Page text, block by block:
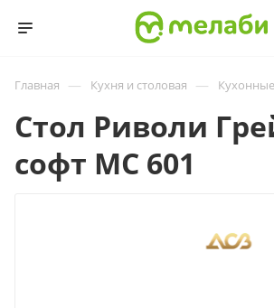
Главная — Кухня и столовая —
Стол Риволи
софт МС 601